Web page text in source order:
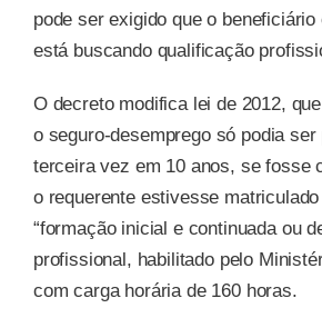
pode ser exigido que o
está buscando qualificação
O decreto modifica lei de 2012,
o seguro-desemprego só podia ser
terceira vez em 10 anos, se fosse
o requerente estivesse
“formação inicial e continuada ou
profissional, habilitado pelo
com carga horária de 160 horas.